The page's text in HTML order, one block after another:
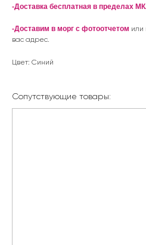
-Доставка бесплатная в пределах
-Доставим в морг с фотоотчетом или
вас адрес.
Цвет: Синий
Сопутствующие товары: